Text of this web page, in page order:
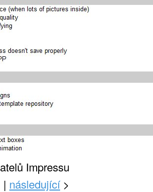
Impressu
následující>